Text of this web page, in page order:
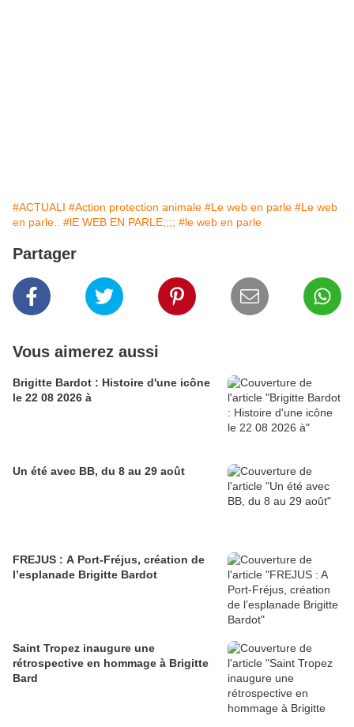
#ACTUALI #Action protection animale #Le web en parle #Le web
en parle..
#lE WEB EN PARLE;;;; #le web en parle
Partager
Vous aimerez aussi
Brigitte Bardot : Histoire d'une icône
le 22 08 2026 à
Un été avec BB, du 8 au 29 août
FREJUS : A Port-Fréjus, création de
l’esplanade Brigitte Bardot
Saint Tropez inaugure une
rétrospective en hommage à Brigitte
Bard